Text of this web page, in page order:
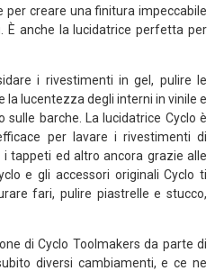
per creare una finitura impeccabile
È anche la lucidatrice perfetta per
i rivestimenti in gel, pulire le
la lucentezza degli interni in vinile e
barche. La lucidatrice Cyclo è
per lavare i rivestimenti di
tappeti ed altro ancora grazie alle
e gli accessori originali Cyclo ti
fari, pulire piastrelle e stucco,
di Cyclo Toolmakers da parte di
diversi cambiamenti, e ce ne